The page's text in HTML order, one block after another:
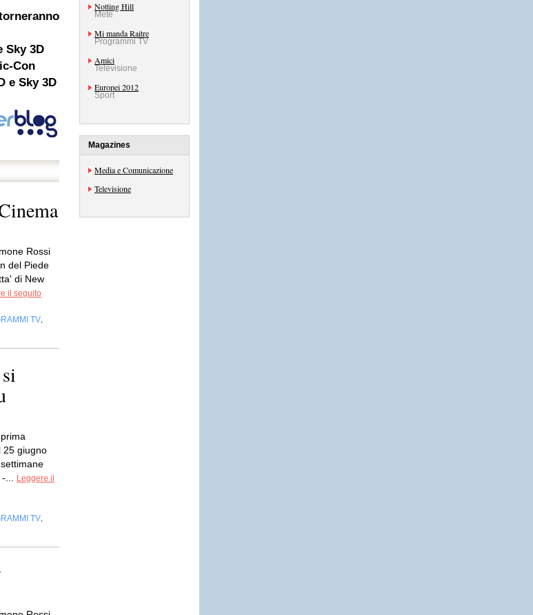
Sky 3D
Con
e Sky 3D
Rossi
del Piede
di New
il seguito
TV
25 giugno
...
Leggere il
TV
Notting Hill
Mete
Mi manda Raitre
Programmi TV
Amici
Televisione
Europei 2012
Sport
Magazines
Media e Comunicazione
Televisione